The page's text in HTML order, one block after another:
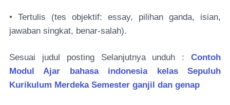
• Tertulis (tes objektif: essay, pilihan ganda, isian,
jawaban singkat, benar-salah).
Sesuai judul posting Selanjutnya unduh : Contoh
Modul Ajar bahasa indonesia kelas Sepuluh
Kurikulum Merdeka Semester ganjil dan genap